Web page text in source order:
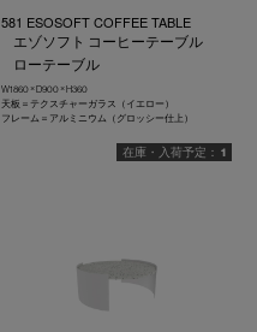
581 ESOSOFT COFFEE TABLE
エゾソフト コーヒーテーブル
ローテーブル
W1860 × D900 × H360
天板＝テクスチャーガラス（イエロー）
フレーム＝アルミニウム（グロッシー仕上）
1